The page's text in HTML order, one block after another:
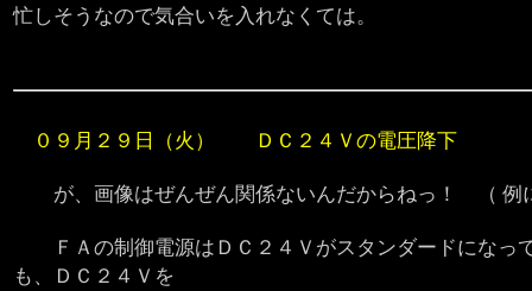
忙しそうなので気合いを入れなくては。
０９月２９日（火） ＤＣ２４Ｖの電圧降下
が、画像はぜんぜん関係ないんだからねっ！ （ 例
ＦＡの制御電源はＤＣ２４Ｖがスタンダードになっ
も、ＤＣ２４Ｖを